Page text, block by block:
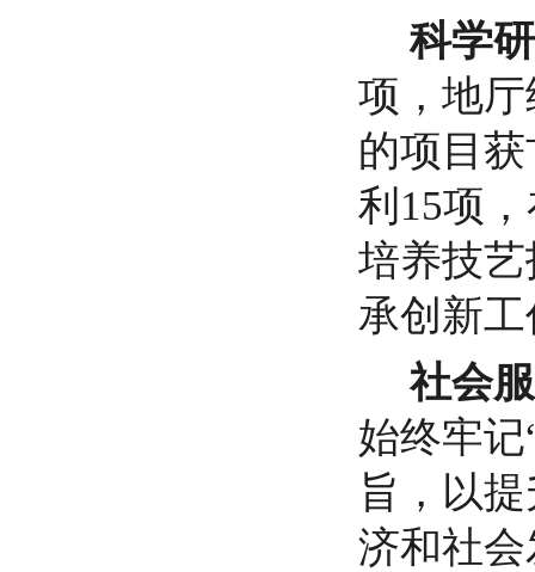
科学
项，地
的项目
利 15项
培养技
承创新
社会
始终牢
旨，以
济和社